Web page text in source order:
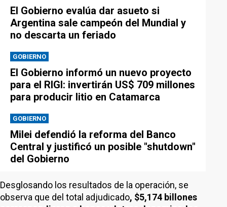
El Gobierno evalúa dar asueto si
Argentina sale campeón del Mundial y
no descarta un feriado
GOBIERNO
El Gobierno informó un nuevo proyecto
para el RIGI: invertirán US$ 709 millones
para producir litio en Catamarca
GOBIERNO
Milei defendió la reforma del Banco
Central y justificó un posible "shutdown"
del Gobierno
Desglosando los resultados de la operación, se
observa que del total adjudicado, $5,174 billones